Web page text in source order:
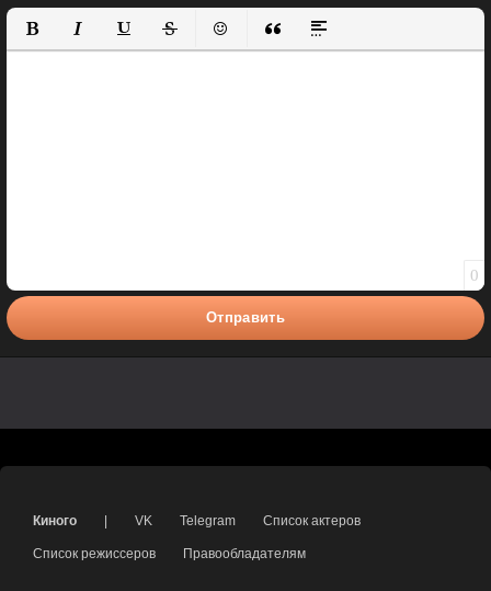
Полужирный
КурсивПодчеркнутый
ЗачеркнутыйВставить смайлик
Вставка цитаты
Вставка спойлера
0
Отправить
Киного | VK Telegram Список актеров
Список режиссеров Правообладателям